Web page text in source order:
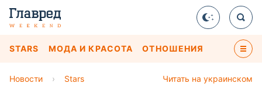
STARS МОДА И КРАСОТА ОТНОШЕНИЯ
Читать на украинском
Новости › Stars